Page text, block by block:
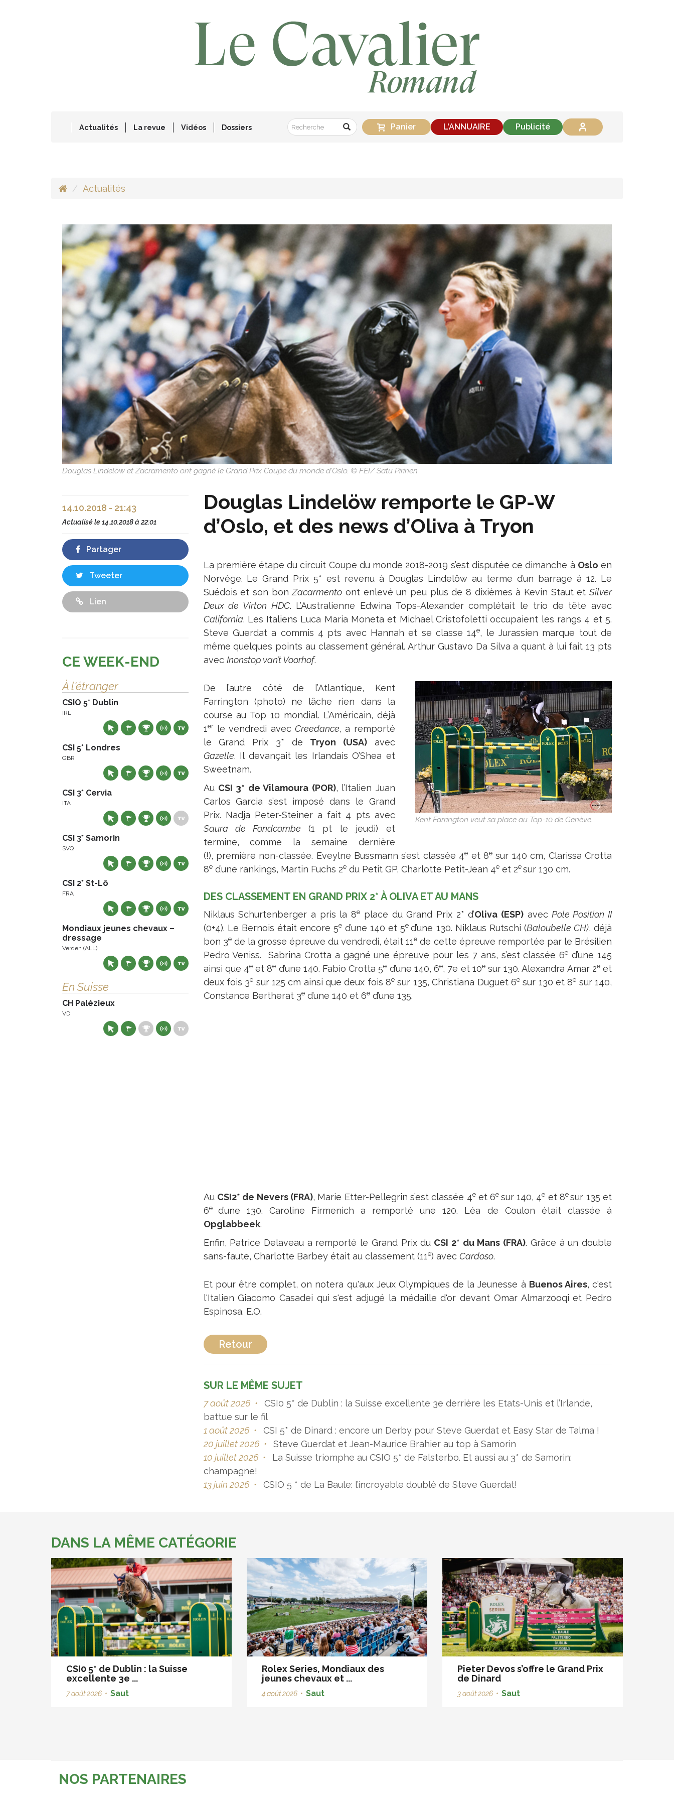
Actualités La revue Vidéos Dossiers Panier L'ANNUAIRE Publicité
Actualités
Douglas Lindelöw et Zacramento ont gagné le Grand Prix Coupe du monde d'Oslo. © FEI/ Satu Pirinen
Douglas Lindelöw remporte le GP-W
d’Oslo, et des news d’Oliva à Tryon
La première étape du circuit Coupe du monde 2018-2019 s’est disputée ce dimanche à Oslo en
Norvège. Le Grand Prix 5* est revenu à Douglas Lindelöw au terme d’un barrage à 12. Le
Suédois et son bonZacarmento ont enlevé un peu plus de 8 dixièmes à Kevin Staut etSilver
Deux de Virton HDC. L’Australienne Edwina Tops-Alexander complétait le trio de tête avec
California. Les Italiens Luca Maria Moneta et Michael Cristofoletti occupaient les rangs 4 et 5.
Steve Guerdat a commis 4 pts avec Hannah et se classe 14e, le Jurassien marque tout de
même quelques points au classement général. Arthur Gustavo Da Silva a quant à lui fait 13 pts
avec Inonstop van’t Voorhof.
Kent Farrington veut sa place au Top-10 de Genève.
De l’autre côté de l’Atlantique, Kent
Farrington (photo) ne lâche rien dans la
course au Top 10 mondial. L’Américain, déjà
1erle vendredi avec Creedance, a remporté
le Grand Prix 3* de Tryon (USA) avec
Gazelle. Il devançait les Irlandais O’Shea et
Sweetnam.
Au CSI 3* de Vilamoura (POR), l’Italien Juan
Carlos Garcia s’est imposé dans le Grand
Prix. Nadja Peter-Steiner a fait 4 pts avec
Saura de Fondcombe (1 pt le jeudi) et
termine, comme la semaine dernière
(!), première non-classée. Eveylne Bussmann s’est classée 4e et 8e sur 140 cm, Clarissa Crotta
8ed’une rankings, Martin Fuchs 2edu Petit GP, Charlotte Petit-Jean 4eet 2esur 130 cm.
DES CLASSEMENT EN GRAND PRIX 2* À OLIVA ET AU MANS
Niklaus Schurtenberger a pris la 8e place du Grand Prix 2* d’Oliva (ESP) avecPole Position II
(0+4). Le Bernois était encore 5ed’une 140 et 5e d’une 130. Niklaus Rutschi (Baloubelle CH), déjà
bon 3ede la grosse épreuve du vendredi, était 11e de cette épreuve remportée par le Brésilien
Pedro Veniss. Sabrina Crotta a gagné une épreuve pour les 7 ans, s’est classée 6e d’une 145
ainsi que 4eet 8e d’une 140. Fabio Crotta 5e d’une 140, 6e, 7e et 10esur 130. Alexandra Amar 2eet
deux fois 3e sur 125 cm ainsi que deux fois 8e sur 135, Christiana Duguet 6esur 130 et 8e sur 140,
Constance Bertherat 3ed’une 140 et 6ed’une 135.
Au CSI2* de Nevers (FRA), Marie Etter-Pellegrin s’est classée 4eet 6e sur 140, 4e et 8esur 135 et
6e d’une 130. Caroline Firmenich a remporté une 120. Léa de Coulon était classée à
Opglabbeek.
Enfin, Patrice Delaveau a remporté le Grand Prix du CSI 2* du Mans (FRA). Grâce à un double
sans-faute, Charlotte Barbey était au classement (11e) avec Cardoso.
Et pour être complet, on notera qu'aux Jeux Olympiques de la Jeunesse à Buenos Aires, c'est
l'Italien Giacomo Casadei qui s'est adjugé la médaille d'or devant Omar Almarzooqi et Pedro
Espinosa. E.O.
Retour
SUR LE MÊME SUJET
7 août 2026 •
CSI0 5* de Dublin : la Suisse excellente 3e derrière les Etats-Unis et l’Irlande,
battue sur le fil
1 août 2026 •
CSI 5* de Dinard : encore un Derby pour Steve Guerdat et Easy Star de Talma !
20 juillet 2026 •
Steve Guerdat et Jean-Maurice Brahier au top à Samorin
10 juillet 2026 •
La Suisse triomphe au CSIO 5* de Falsterbo. Et aussi au 3* de Samorin:
champagne!
13 juin 2026 • CSIO 5 * de La Baule: l’incroyable doublé de Steve Guerdat!
14.10.2018 - 21:43
Actualisé le14.10.2018 à 22:01
Partager
Tweeter
Lien
CE WEEK-END
À l'étranger
CSIO 5* Dublin
IRL
CSI 5* Londres
GBR
CSI 3* Cervia
ITA
CSI 3* Samorin
SVQ
CSI 2* St-Lô
FRA
Mondiaux jeunes chevaux –
dressage
Verden (ALL)
En Suisse
CH Palézieux
VD
DANS LA MÊME CATÉGORIE
CSI0 5* de Dublin : la Suisse
excellente 3e ...
7 août 2026 • Saut
Rolex Series, Mondiaux des
jeunes chevaux et ...
4 août 2026 • Saut
Pieter Devos s’offre le Grand Prix
de Dinard
3 août 2026 • Saut
NOS PARTENAIRES